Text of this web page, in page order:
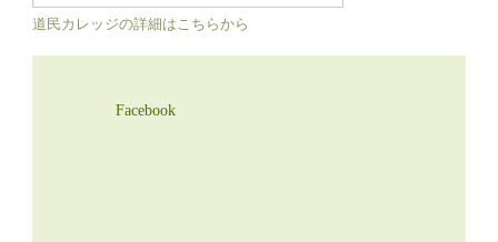
道民カレッジの詳細はこちらから
Facebook